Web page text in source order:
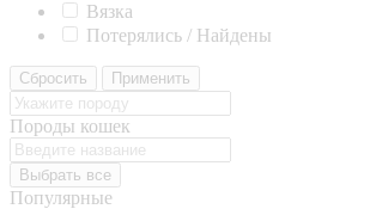
Вязка
Потерялись / Найдены
Сбросить Применить
Породы кошек
Выбрать все
Популярные